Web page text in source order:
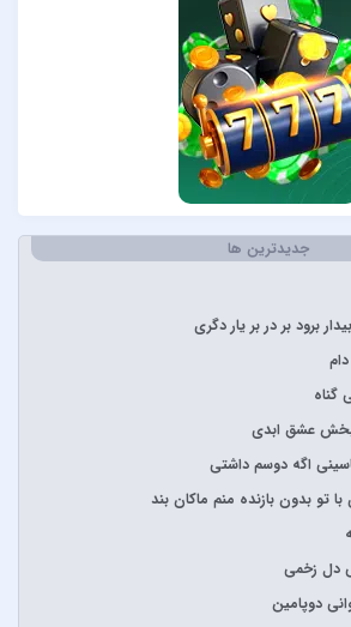
جدیدترین ها
برود بر در بر یار دگری
عشق ابدی
اگه دوسم داشتی
تو بدون بازنده منم ماکان بند
دل زخمی
دوپامین